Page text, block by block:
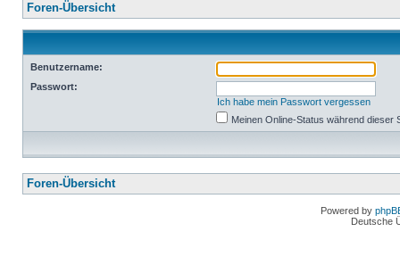
Foren-Übersicht
Benutzername:
Passwort:
Ich habe mein Passwort vergessen
Meinen Online-Status während dieser
Foren-Übersicht
Powered by
Deutsche